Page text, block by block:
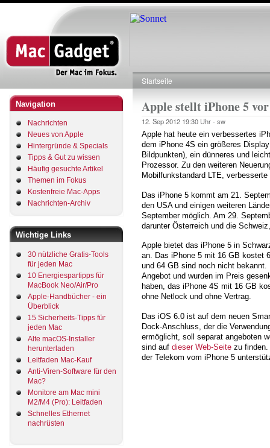
Direkt
zum
Navigation
Nachrichten
Neues von Apple
Hintergründe & Specials
Tipps & Gut zu wissen
Häufig gesuchte Artikel
Themen im Fokus
Kostenfreie Mac-Apps
Nachrichten-Archiv
Wichtige Links
30 nützliche Gratis-Tools
für jeden Mac
10 Energiespartipps für
MacBook Neo/Air/Pro
Apple-Handbücher - ein
Überblick
15 Sicherheits-Tipps für
jeden Mac
Alte macOS-Installer
herunterladen
Leitfaden Mac-Kauf
Anti-Viren-Software für den
Mac?
Monitore am Mac mini
M2/M4 (Pro): Leitfaden
Schnelles Ethernet
nachrüsten
Pfadnavigation
Startseite
Apple stellt iPhone 5 vor
12. Sep 2012 19:30 Uhr - sw
Apple hat heute ein verbessertes
dem iPhone 4S ein größeres
Bildpunkten), ein dünneres und
Prozessor. Zu den weiteren
Mobilfunkstandard LTE,
Das iPhone 5 kommt am 21.
den USA und einigen weiteren
September möglich. Am 29.
darunter Österreich und die
Apple bietet das iPhone 5 in
an. Das iPhone 5 mit 16 GB kostet
und 64 GB sind noch nicht
Angebot und wurden im Preis
haben, das iPhone 4S mit 16 GB
ohne Netlock und ohne Vertrag.
Das iOS 6.0 ist auf dem neuen
Dock-Anschluss, der die
ermöglicht, soll separat angeboten
sind auf dieser Web-Seite zu finden.
der Telekom vom iPhone 5